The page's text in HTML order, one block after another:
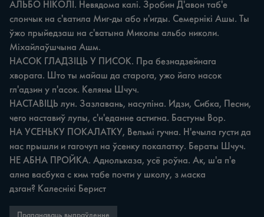
АЛЬБО НІКОЛІ. Невядома калі. Зробин Д'авон таб'е
слончык на с'ватила Миг-ды або н'игды. Семернікі Ашы. Ты
ўжо прыйедзаш на с'ватына Миколы альбо николи.
Міхайлаўшчына Ашм.
НАСОК ГЛАДЗІЦЬ У ПИСОК. Пра безнадзейнага
хворага. Што ты майаш да старога, ужо йаго насок
гл'адзин у п'асок. Келяны Шчуч.
НАСТАВІЦЬ лун. Зазлавань, насупіна. Идзи, Сибка, Песни,
чего наставиў лупы, с'н'еданне астигна. Бастуны Bop.
НА УСЕНЬКУ ПОКАЛАТКУ, Вельмі гучна. Н'ечыла густи да
нас прышли и гагочуп на ўсенку покалатку. Бераты Шчуч.
НЕ АБНА ПРОЙКА. Аднольказа, усё роўна. Ак, ш'а п'е
ална васбука с ким табе почти у школу, з маска
дзган? Калеснікі Берист